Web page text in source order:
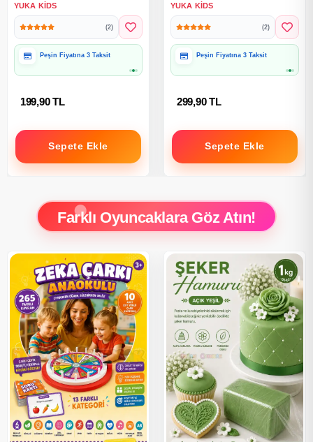
Tonları - Görmr Etkinliği
Otizim Kartları
YUKA KIDS
(2)
Hediye Paketine Uygun
199,90 TL
Sepete Ekle
Oyunu - Konuşma Etkinliği
Otizim Kartları
YUKA KIDS
(2)
Hediye Paketine Uygun
299,90 TL
Sepete Ekle
Farklı Oyuncaklara Göz Atın!